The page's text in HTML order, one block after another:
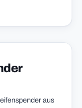
aus